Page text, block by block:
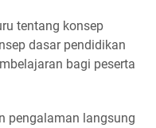
tentang konsep
dasar pendidikan
bagi peserta
pengalaman langsung